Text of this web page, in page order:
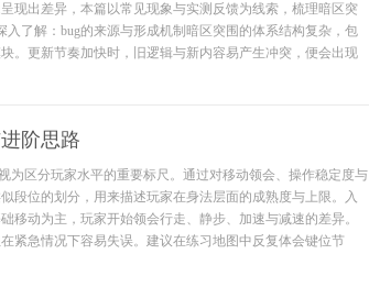
现出差异，本篇以常见现象与实测反馈为线索，梳理暗区突
入了解：bug的来源与形成机制暗区突围的体系结构复杂，包
。更新节奏加快时，旧逻辑与新内容易产生冲突，便会出现
阶思路
为区分玩家水平的重要标尺。通过对移动领会、操作稳定度与
段位的划分，用来描述玩家在身法层面的成熟度与上限。入
移动为主，玩家开始领会行走、静步、加速与减速的差异。
紧急情况下容易失误。建议在练习地图中反复体会键位节